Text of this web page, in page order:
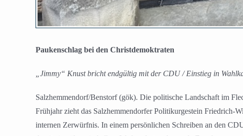
Paukenschlag bei den Christdemoktraten
„Jimmy“ Knust bricht endgültig mit der CDU / Einstieg in
Salzhemmendorf/Benstorf (gök). Die politische Landschaft im
Frühjahr zieht das Salzhemmendorfer Politikurgestein Friedrich-
internen Zerwürfnis. In einem persönlichen Schreiben an den